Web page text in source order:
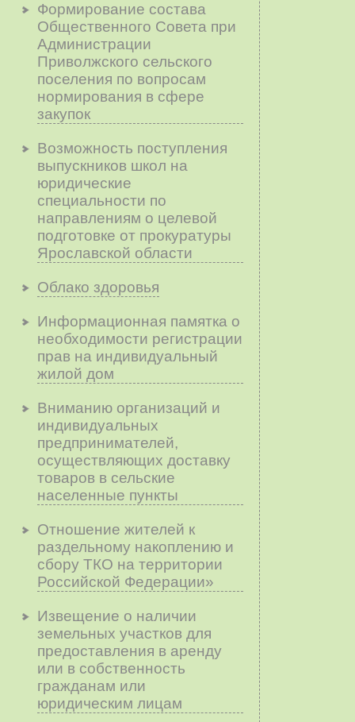
Формирование состава
Общественного Совета при
Администрации
Приволжского сельского
поселения по вопросам
нopмиpoвaния в cфepe
зaкyпoк
Возможность поступления
выпускников школ на
юридические
специальности по
направлениям о целевой
подготовке от прокуратуры
Ярославской области
Облако здоровья
Информационная памятка о
необходимости регистрации
прав на индивидуальный
жилой дом
Вниманию организаций и
индивидуальных
предпринимателей,
осуществляющих доставку
товаров в сельские
населенные пункты
Отношение жителей к
раздельному накоплению и
сбору ТКО на территории
Российской Федерации»
Извещение о наличии
земельных участков для
предоставления в аренду
или в собственность
гражданам или
юридическим лицам